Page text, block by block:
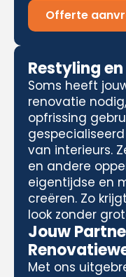
Offerte
Restyling
Soms heeft
renovatie
opfrissing
van interieurs.
en andere
eigentijdse en
creëren. Zo
look zonder
Jouw
Met ons